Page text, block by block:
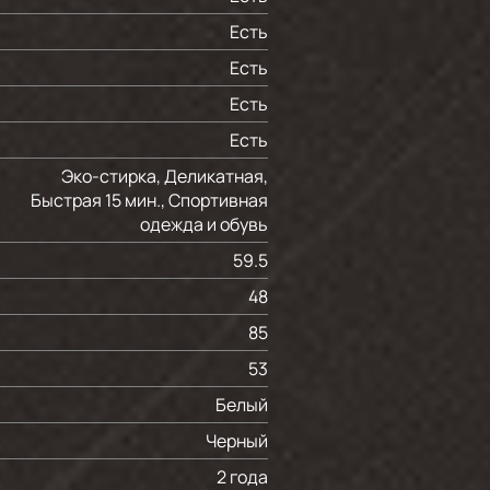
Есть
Есть
Есть
Есть
Эко-стирка, Деликатная,
Быстрая 15 мин., Спортивная
одежда и обувь
59.5
48
85
53
Белый
Черный
2 года